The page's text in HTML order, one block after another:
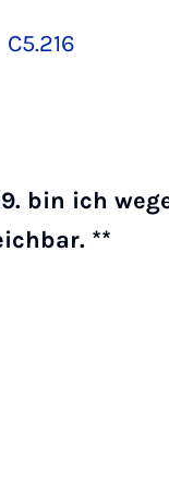
C5.216
bin ich
**